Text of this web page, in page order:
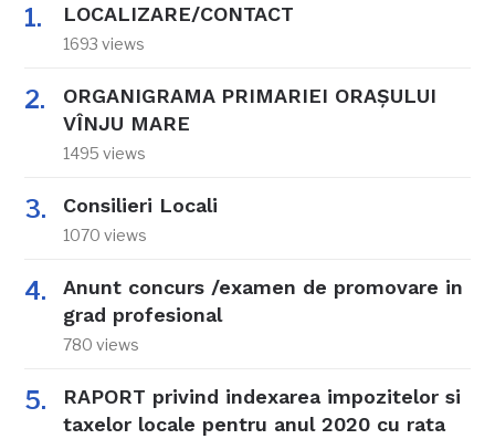
LOCALIZARE/CONTACT
1693 views
ORGANIGRAMA PRIMARIEI ORAŞULUI
VÎNJU MARE
1495 views
Consilieri Locali
1070 views
Anunt concurs /examen de promovare in
grad profesional
780 views
RAPORT privind indexarea impozitelor si
taxelor locale pentru anul 2020 cu rata